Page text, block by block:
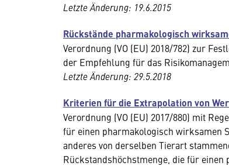
Letzte Änderung: 19.6.2015
Rückstände pharmakologisch
Verordnung (VO (EU) 2018/782) zur
der Empfehlung für das
Letzte Änderung: 29.5.2018
Kriterien für die Extrapolation von
Verordnung (VO (EU) 2017/880) mit
für einen pharmakologisch wirksamen
anderes von derselben Tierart
Rückstandshöchstmenge, die für